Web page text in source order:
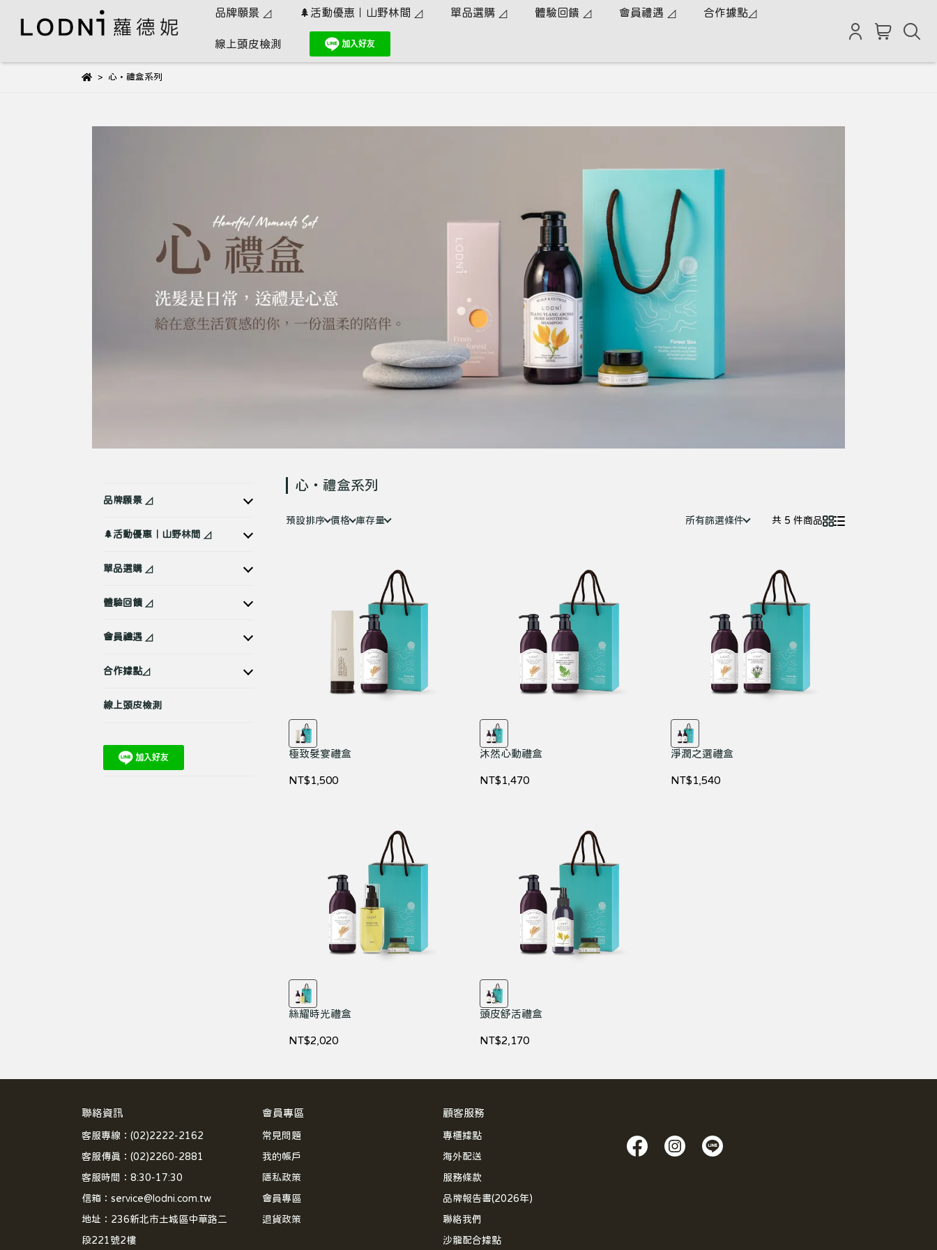
品牌願景 ◿ 🌲活動優惠｜山野林間 ◿ 單品選購 ◿ 體驗回饋 ◿ 會員禮遇 ◿ 合作據點◿
線上頭皮檢測
心・禮盒系列
品牌願景 ◿
🌲活動優惠｜山野林間 ◿
單品選購 ◿
體驗回饋 ◿
會員禮遇 ◿
合作據點◿
線上頭皮檢測
心・禮盒系列
預設排序 價格 庫存量 所有篩選條件 共 5 件商品
極致髮宴禮盒
NT$1,500
沐然心動禮盒
NT$1,470
淨潤之選禮盒
NT$1,540
絲耀時光禮盒
NT$2,020
頭皮舒活禮盒
NT$2,170
聯絡資訊
客服專線：(02)2222-2162
客服傳真：(02)2260-2881
客服時間：8:30-17:30
信箱：service@lodni.com.tw
地址：236新北市土城區中華路二
段221號2樓
會員專區
常見問題
我的帳戶
隱私政策
會員專區
退貨政策
顧客服務
專櫃據點
海外配送
服務條款
品牌報告書(2026年)
聯絡我們
沙龍配合據點